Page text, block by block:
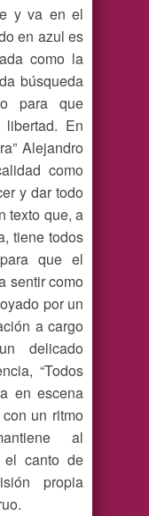
y va en el
en azul es
como la
búsqueda
para que
En
Alejandro
como
y dar todo
texto que, a
tiene todos
que el
sentir como
por un
a cargo
delicado
“Todos
en escena
un ritmo
al
el canto de
propia